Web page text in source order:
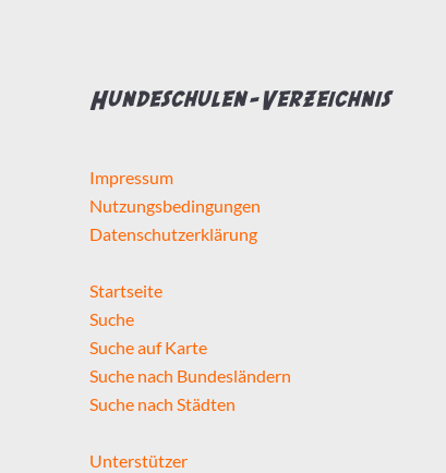
Hundeschulen-Verzeichnis
Impressum
Nutzungsbedingungen
Datenschutzerklärung
Startseite
Suche
Suche auf Karte
Suche nach Bundesländern
Suche nach Städten
Unterstützer